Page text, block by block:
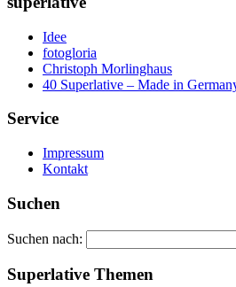
Idee
fotogloria
Christoph Morlinghaus
40 Superlative – Made in
Service
Impressum
Kontakt
Suchen
Suchen nach:
Superlative Themen